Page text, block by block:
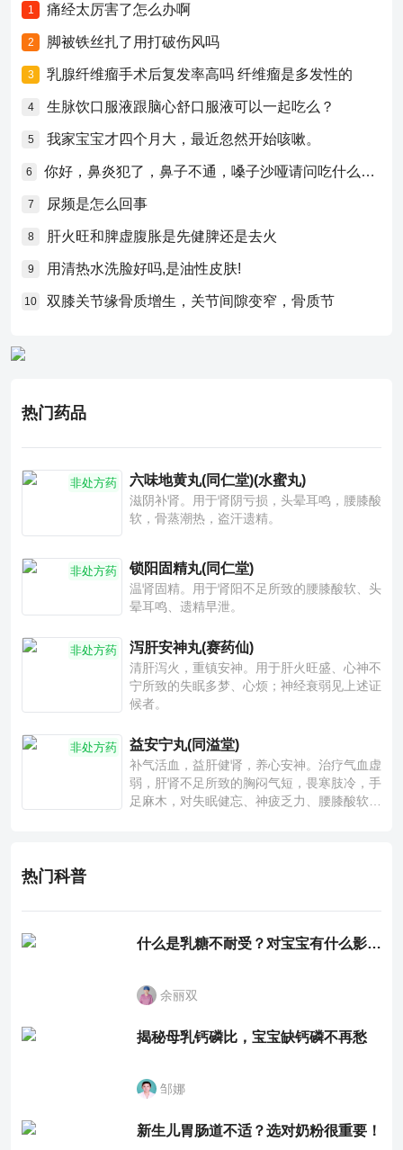
1 痛经太厉害了怎么办啊
2 脚被铁丝扎了用打破伤风吗
3 乳腺纤维瘤手术后复发率高吗 纤维瘤是多发性的
4 生脉饮口服液跟脑心舒口服液可以一起吃么？
5 我家宝宝才四个月大，最近忽然开始咳嗽。
6 你好，鼻炎犯了，鼻子不通，嗓子沙哑请问吃什么药比较好？
7 尿频是怎么回事
8 肝火旺和脾虚腹胀是先健脾还是去火
9 用清热水洗脸好吗,是油性皮肤!
10 双膝关节缘骨质增生，关节间隙变窄，骨质节
热门药品
非处方药 六味地黄丸(同仁堂)(水蜜丸)
滋阴补肾。用于肾阴亏损，头晕耳鸣，腰膝酸
软，骨蒸潮热，盗汗遗精。
非处方药 锁阳固精丸(同仁堂)
温肾固精。用于肾阳不足所致的腰膝酸软、头
晕耳鸣、遗精早泄。
非处方药 泻肝安神丸(赛药仙)
清肝泻火，重镇安神。用于肝火旺盛、心神不
宁所致的失眠多梦、心烦；神经衰弱见上述证
候者。
非处方药 益安宁丸(同溢堂)
补气活血，益肝健肾，养心安神。治疗气血虚
弱，肝肾不足所致的胸闷气短，畏寒肢冷，手
足麻木，对失眠健忘、神疲乏力、腰膝酸软也
热门科普
什么是乳糖不耐受？对宝宝有什么影响？
余丽双
揭秘母乳钙磷比，宝宝缺钙磷不再愁
邹娜
新生儿胃肠道不适？选对奶粉很重要！